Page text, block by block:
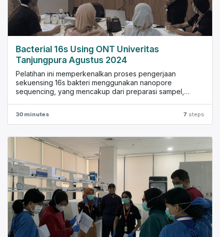
Bacterial 16s Using ONT Univeritas
Tanjungpura Agustus 2024
Pelatihan ini memperkenalkan proses pengerjaan
sekuensing 16s bakteri menggunakan nanopore
sequencing, yang mencakup dari preparasi sampel,
30 minutes 7 steps